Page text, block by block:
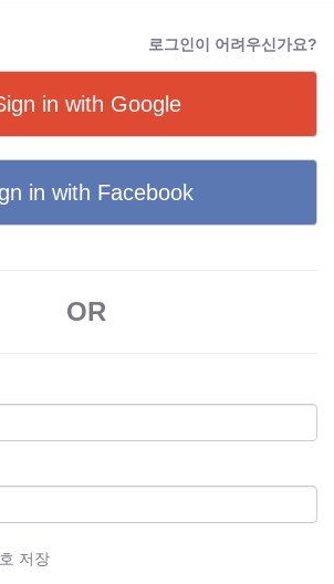
로그인이 어려우신가요?
in with Google
in with Facebook
OR
저장